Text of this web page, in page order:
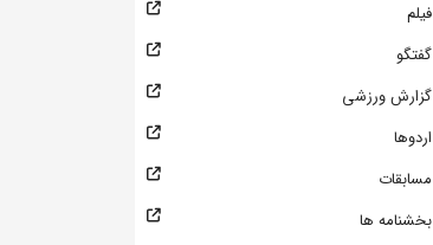
فیلم
گفتگو
گزارش ورزشی
اردوها
مسابقات
بخشنامه ها